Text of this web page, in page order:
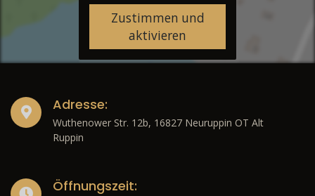
Zustimmen und
aktivieren
Adresse:
Wuthenower Str. 12b, 16827 Neuruppin OT Alt
Ruppin
Öffnungszeit: